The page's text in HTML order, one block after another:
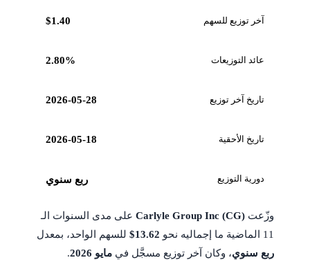
آخر توزيع للسهم $1.40
عائد التوزيعات 2.80%
تاريخ آخر توزيع 2026-05-28
تاريخ الأحقية 2026-05-18
دورية التوزيع ربع سنوي
وزّعت Carlyle Group Inc (CG)على مدى السنوات الـ
11 الماضية ما إجماليه نحو
$13.62للسهم الواحد، بمعدل
ربع سنوي، وكان آخر توزيع مسجَّل في مايو 2026 .